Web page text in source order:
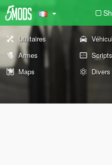
Utilitaires
Armes
Scripts
Maps
Divers